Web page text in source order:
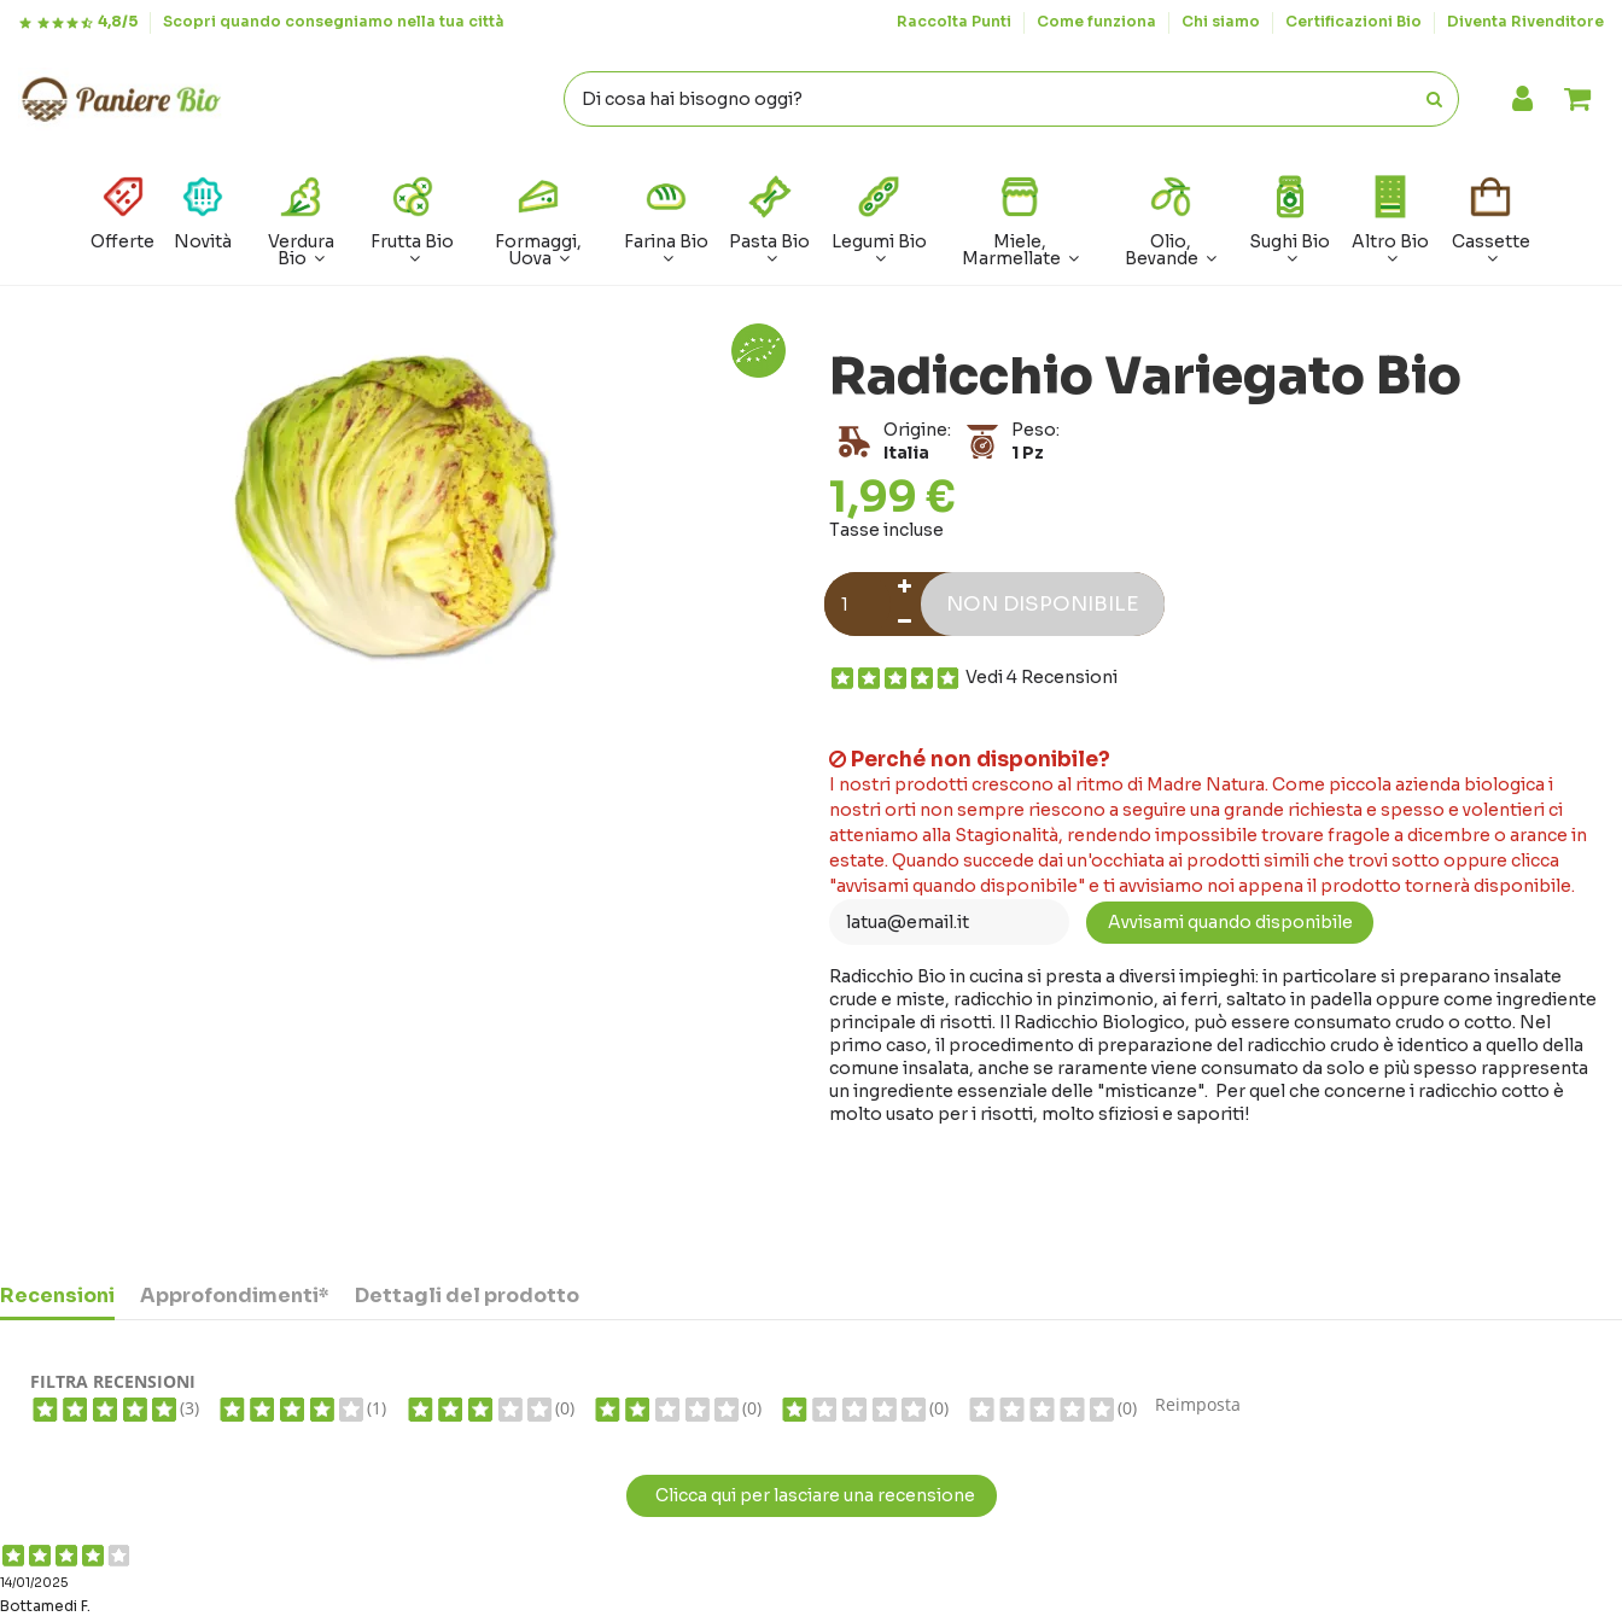
4,8/5 Scopri quando consegniamo nella tua città Raccolta Punti Come funziona Chi siamo Certificazioni Bio Diventa Rivenditore
Offerte Novità Verdura
Bio
Frutta Bio Formaggi,
Uova
Farina Bio Pasta Bio Legumi Bio Miele,
Marmellate
Olio,
Bevande
Sughi Bio Altro Bio Cassette
Radicchio Variegato Bio
Origine:
Italia
Peso:
1 Pz
1,99 €
Tasse incluse
NON DISPONIBILE
Vedi 4 Recensioni
Perché non disponibile?
I nostri prodotti crescono al ritmo di Madre Natura. Come piccola azienda biologica i
nostri orti non sempre riescono a seguire una grande richiesta e spesso e volentieri ci
atteniamo alla Stagionalità, rendendo impossibile trovare fragole a dicembre o arance in
estate. Quando succede dai un'occhiata ai prodotti simili che trovi sotto oppure clicca
"avvisami quando disponibile" e ti avvisiamo noi appena il prodotto tornerà disponibile.
Radicchio Bio in cucina si presta a diversi impieghi: in particolare si preparano insalate
crude e miste, radicchio in pinzimonio, ai ferri, saltato in padella oppure come ingrediente
principale di risotti. Il Radicchio Biologico, può essere consumato crudo o cotto. Nel
primo caso, il procedimento di preparazione del radicchio crudo è identico a quello della
comune insalata, anche se raramente viene consumato da solo e più spesso rappresenta
un ingrediente essenziale delle "misticanze". Per quel che concerne i radicchio cotto è
molto usato per i risotti, molto sfiziosi e saporiti!
Recensioni Approfondimenti* Dettagli del prodotto
FILTRA RECENSIONI
(3)
(1) (0) (0) (0) (0) Reimposta
Clicca qui per lasciare una recensione
14/01/2025
Bottamedi F.